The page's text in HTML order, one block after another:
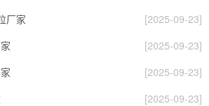
厂家
[2025-09-23]
[2025-09-23]
[2025-09-23]
[2025-09-23]